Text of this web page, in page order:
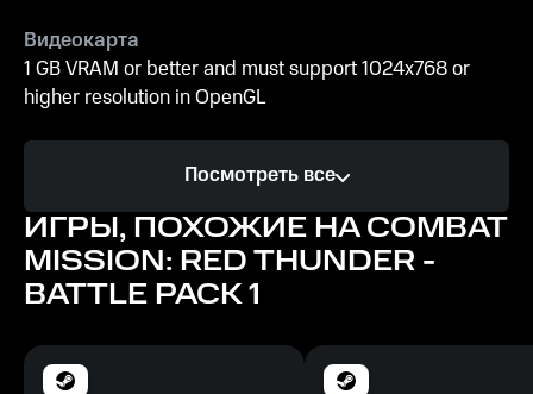
Видеокарта
1 GB VRAM or better and must support 1024x768 or
higher resolution in OpenGL
Pentium IV 2.8 GHz or equivalent speed AMD processor
or better
Память
8 GB ОЗУ
Место на диске
14 GB
Посмотреть все
ИГРЫ, ПОХОЖИЕ НА COMBAT
MISSION: RED THUNDER -
BATTLE PACK 1